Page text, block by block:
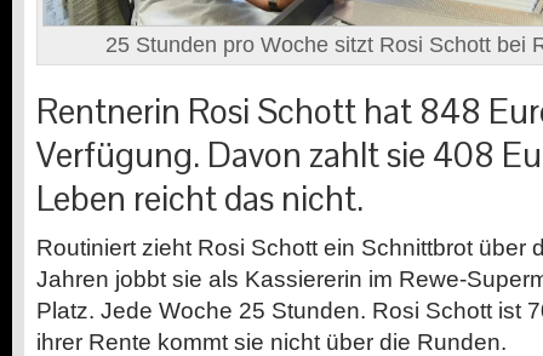
25 Stunden pro Woche sitzt Rosi Schott bei
Rentnerin Rosi Schott hat 848
Verfügung. Davon zahlt sie 408
Leben reicht das nicht.
Routiniert zieht Rosi Schott ein Schnittbrot über
Jahren jobbt sie als Kassiererin im Rewe-
Platz. Jede Woche 25 Stunden. Rosi Schott ist
ihrer Rente kommt sie nicht über die Runden.